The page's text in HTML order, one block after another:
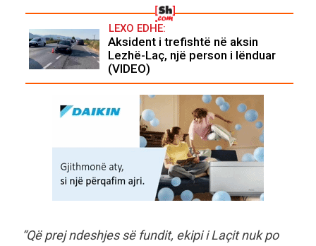
LEXO EDHE:
Aksident i trefishtë në aksin
Lezhë-Laç, një person i lënduar
(VIDEO)
“Që prej ndeshjes së fundit, ekipi i Laçit nuk po